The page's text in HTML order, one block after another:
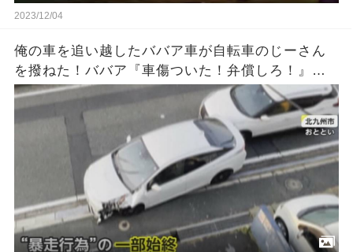
2023/12/04
俺の車を追い越したババア車が自転車のじーさん
を撥ねた！ババア『車傷ついた！弁償しろ！』俺
「警察に…」ババア『何勝手に警察に電話するの
よ！』 → 結果…